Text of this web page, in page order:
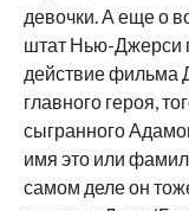
девочки. А еще о
штат Нью-Джерси
действие фильма
главного героя,
сыгранного
имя это или
самом деле он